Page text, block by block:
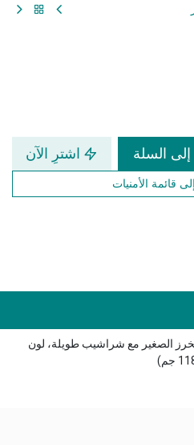
السلة اشترِ الآن
قائمة الأمنيات
الصغير مع شراشيب طويلة، لون